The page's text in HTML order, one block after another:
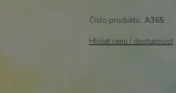
Číslo produktu: A365
Hlídat cenu / dostupnost